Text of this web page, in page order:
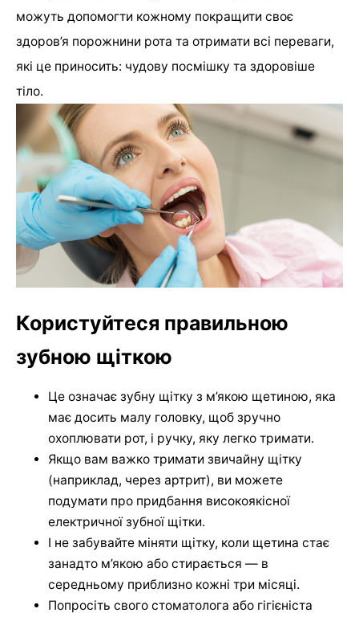
можуть допомогти кожному покращити своє
здоров’я порожнини рота та отримати всі переваги,
які це приносить: чудову посмішку та здоровіше
тіло.
Користуйтеся правильною
зубною щіткою
Це означає зубну щітку з м’якою щетиною, яка
має досить малу головку, щоб зручно
охоплювати рот, і ручку, яку легко тримати.
Якщо вам важко тримати звичайну щітку
(наприклад, через артрит), ви можете
подумати про придбання високоякісної
електричної зубної щітки.
І не забувайте міняти щітку, коли щетина стає
занадто м’якою або стирається — в
середньому приблизно кожні три місяці.
Попросіть свого стоматолога або гігієніста